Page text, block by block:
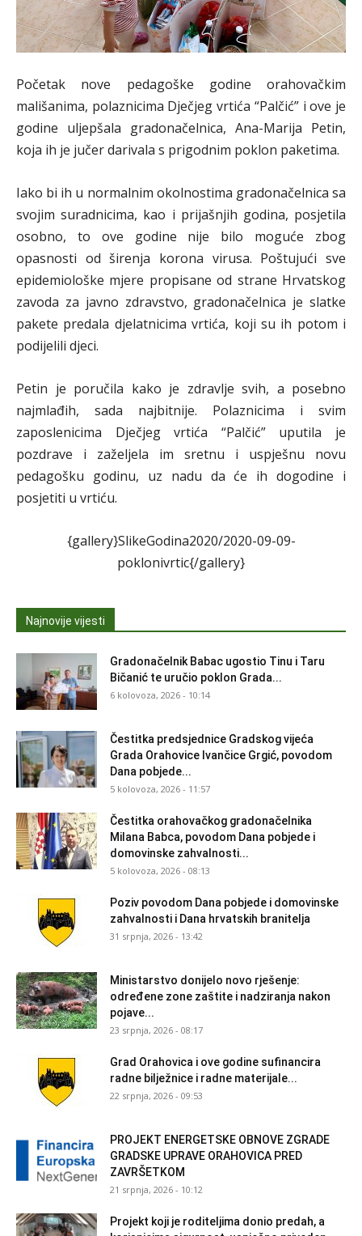
Početak nove pedagoške godine orahovačkim
mališanima, polaznicima Dječjeg vrtića “Palčić” i ove je
godine uljepšala gradonačelnica, Ana-Marija Petin,
koja ih je jučer darivala s prigodnim poklon paketima.
Iako bi ih u normalnim okolnostima gradonačelnica sa
svojim suradnicima, kao i prijašnjih godina, posjetila
osobno, to ove godine nije bilo moguće zbog
opasnosti od širenja korona virusa. Poštujući sve
epidemiološke mjere propisane od strane Hrvatskog
zavoda za javno zdravstvo, gradonačelnica je slatke
pakete predala djelatnicima vrtića, koji su ih potom i
podijelili djeci.
Petin je poručila kako je zdravlje svih, a posebno
najmlađih, sada najbitnije. Polaznicima i svim
zaposlenicima Dječjeg vrtića “Palčić” uputila je
pozdrave i zaželjela im sretnu i uspješnu novu
pedagošku godinu, uz nadu da će ih dogodine i
posjetiti u vrtiću.
{gallery}SlikeGodina2020/2020-09-09-
poklonivrtic{/gallery}
Najnovije vijesti
Gradonačelnik Babac ugostio Tinu i Taru
Bičanić te uručio poklon Grada...
6 kolovoza, 2026 - 10:14
Čestitka predsjednice Gradskog vijeća
Grada Orahovice Ivančice Grgić, povodom
Dana pobjede...
5 kolovoza, 2026 - 11:57
Čestitka orahovačkog gradonačelnika
Milana Babca, povodom Dana pobjede i
domovinske zahvalnosti...
5 kolovoza, 2026 - 08:13
Poziv povodom Dana pobjede i domovinske
zahvalnosti i Dana hrvatskih branitelja
31 srpnja, 2026 - 13:42
Ministarstvo donijelo novo rješenje:
određene zone zaštite i nadziranja nakon
pojave...
23 srpnja, 2026 - 08:17
Grad Orahovica i ove godine sufinancira
radne bilježnice i radne materijale...
22 srpnja, 2026 - 09:53
PROJEKT ENERGETSKE OBNOVE ZGRADE
GRADSKE UPRAVE ORAHOVICA PRED
ZAVRŠETKOM
21 srpnja, 2026 - 10:12
Projekt koji je roditeljima donio predah, a